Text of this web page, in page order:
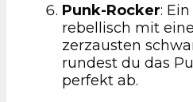
Punk-Rocker:
rebellisch mit
zerzausten
rundest du das
perfekt ab.